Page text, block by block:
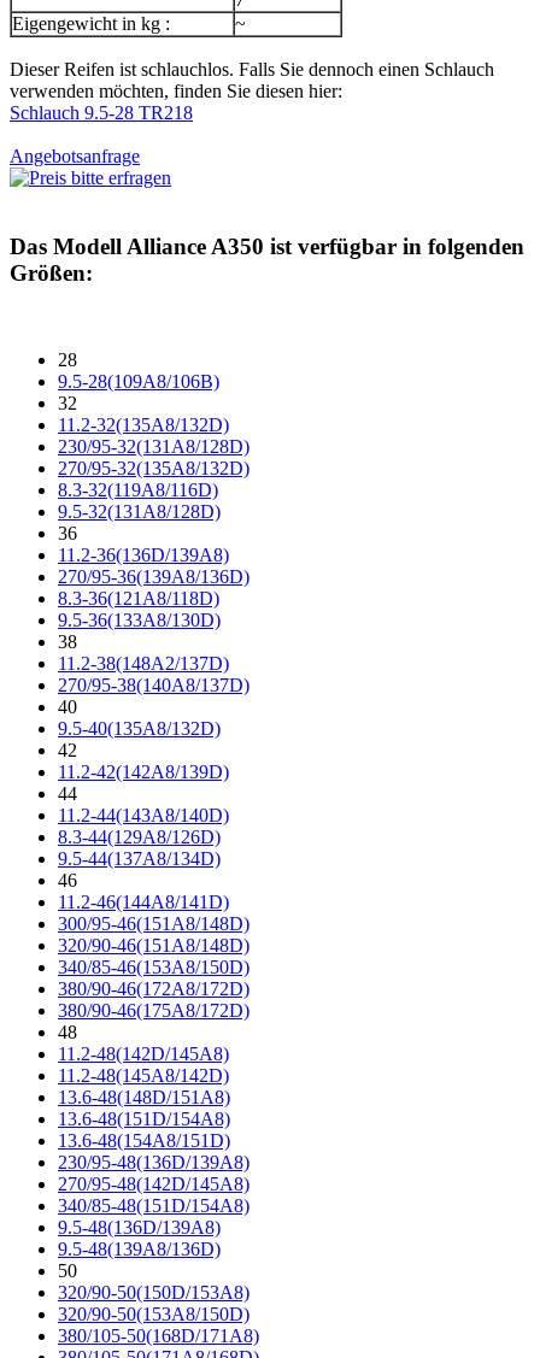
Eigengewicht in kg :
~
Dieser Reifen ist schlauchlos. Falls Sie dennoch einen Schlauch
verwenden möchten, finden Sie diesen hier:
Schlauch 9.5-28 TR218
Angebotsanfrage
Das Modell Alliance A350 ist verfügbar in folgenden
Größen:
28
9.5-28(109A8/106B)
32
11.2-32(135A8/132D)
230/95-32(131A8/128D)
270/95-32(135A8/132D)
8.3-32(119A8/116D)
9.5-32(131A8/128D)
36
11.2-36(136D/139A8)
270/95-36(139A8/136D)
8.3-36(121A8/118D)
9.5-36(133A8/130D)
38
11.2-38(148A2/137D)
270/95-38(140A8/137D)
40
9.5-40(135A8/132D)
42
11.2-42(142A8/139D)
44
11.2-44(143A8/140D)
8.3-44(129A8/126D)
9.5-44(137A8/134D)
46
11.2-46(144A8/141D)
300/95-46(151A8/148D)
320/90-46(151A8/148D)
340/85-46(153A8/150D)
380/90-46(172A8/172D)
380/90-46(175A8/172D)
48
11.2-48(142D/145A8)
11.2-48(145A8/142D)
13.6-48(148D/151A8)
13.6-48(151D/154A8)
13.6-48(154A8/151D)
230/95-48(136D/139A8)
270/95-48(142D/145A8)
340/85-48(151D/154A8)
9.5-48(136D/139A8)
9.5-48(139A8/136D)
50
320/90-50(150D/153A8)
320/90-50(153A8/150D)
380/105-50(168D/171A8)